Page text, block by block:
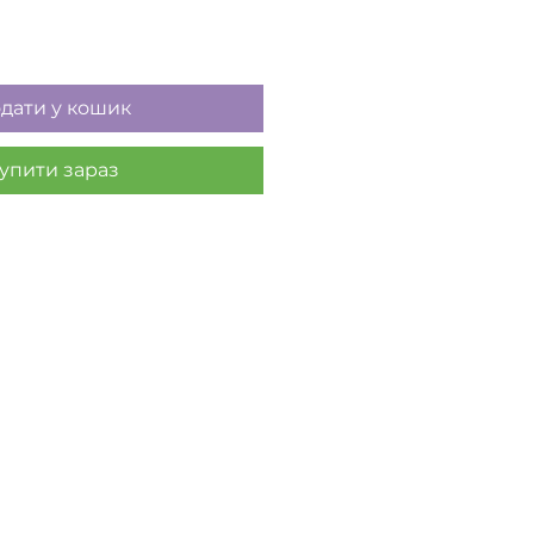
у кошик
зараз